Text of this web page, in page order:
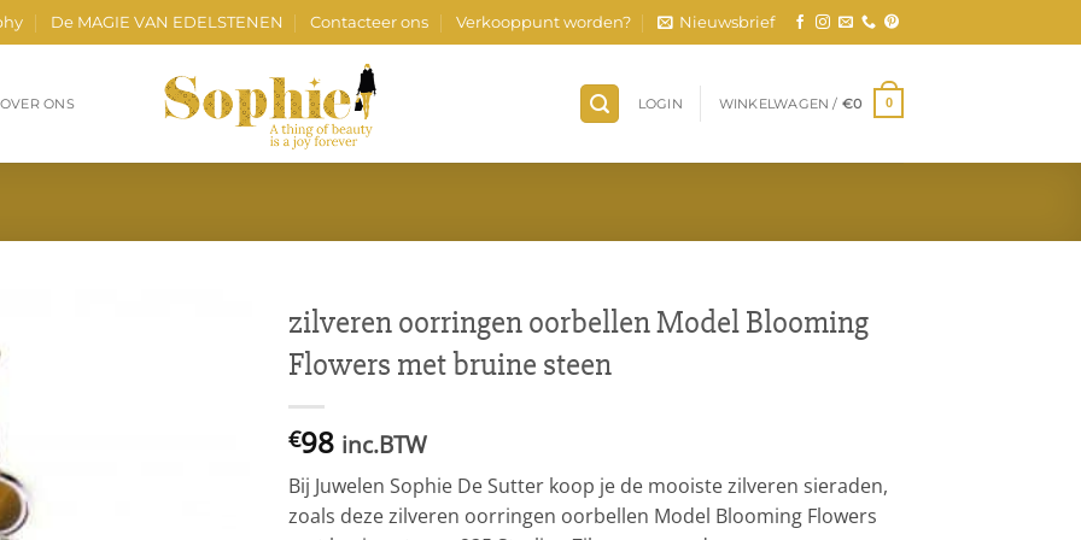
De MAGIE VAN EDELSTENEN Contacteer ons Verkooppunt worden? Nieuwsbrief
OVER ONS LOGIN WINKELWAGEN / €0 0
zilveren oorringen oorbellen Model Blooming
Flowers met bruine steen
€98 inc.BTW
Bij Juwelen Sophie De Sutter koop je de mooiste zilveren sieraden,
zoals deze zilveren oorringen oorbellen Model Blooming Flowers